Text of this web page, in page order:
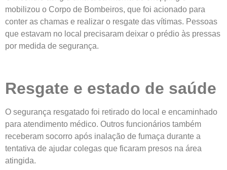
mobilizou o Corpo de Bombeiros, que foi acionado para
conter as chamas e realizar o resgate das vítimas. Pessoas
que estavam no local precisaram deixar o prédio às pressas
por medida de segurança.
Resgate e estado de saúde
O segurança resgatado foi retirado do local e encaminhado
para atendimento médico. Outros funcionários também
receberam socorro após inalação de fumaça durante a
tentativa de ajudar colegas que ficaram presos na área
atingida.